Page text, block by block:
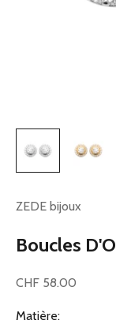
ZEDE bijoux
Boucles
Prix de vente
CHF 58.00
Matière: